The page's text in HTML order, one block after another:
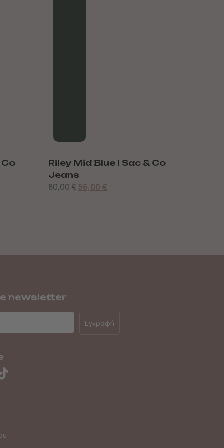
Domna Black | Sac & Co
Jeans
75,00€
newsletter
Εγγραφή